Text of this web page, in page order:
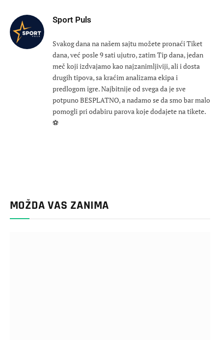
Sport Puls
Svakog dana na našem sajtu možete pronaći Tiket
dana, već posle 9 sati ujutro, zatim Tip dana, jedan
meč koji izdvajamo kao najzanimljiviji, ali i dosta
drugih tipova, sa kraćim analizama ekipa i
predlogom igre. Najbitnije od svega da je sve
potpuno BESPLATNO, a nadamo se da smo bar malo
pomogli pri odabiru parova koje dodajete na tikete.
⚽
MOŽDA VAS ZANIMA